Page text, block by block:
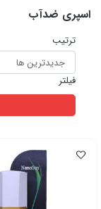
اسپری ضدآب
ترتیب
فیلتر